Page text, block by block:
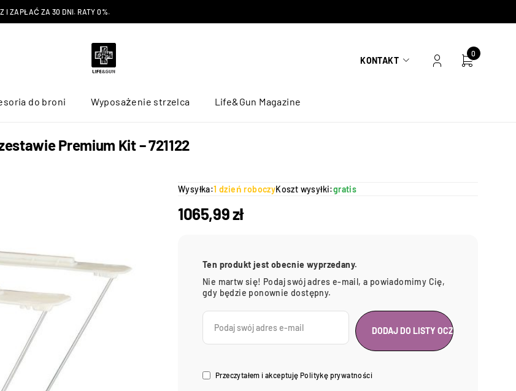
I ZAPŁAĆ ZA 30 DNI. RATY 0%.
KONTAKT
0
do broni Wyposażenie strzelca Life&Gun Magazine
Premium Kit – 721122
Wysyłka:1 dzień roboczyKoszt wysyłki:gratis
1065,99zł
Ten produkt jest obecnie wyprzedany.
Nie martw się! Podaj swój adres e-mail, a powiadomimy Cię,
gdy będzie ponownie dostępny.
Przeczytałem i akceptuję Politykę prywatności